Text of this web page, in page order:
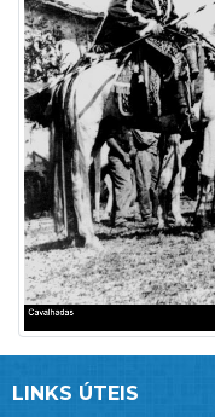
LINKS ÚTEIS